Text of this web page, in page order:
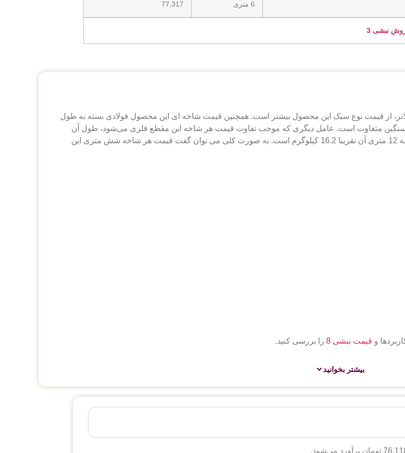
6 متری 77,317
نبشی 3
تر و کیفیت بالاتر، از قیمت نوع سبک این محصول بیشتر است. همچنین قیمت شاخه‌ ای این محصول فولادی بسته به طول
و نوع آن شامل سبک و سنگین متفاوت است. عامل دیگری که موجب تفاوت قیمت هر شاخه این مقطع فلزی می‌شود، طول آن
است. وزن شاخه‌ 6 متری این محصول حدودا 8.1 کیلوگرم و وزن شاخه‌ 12 متری آن تقریبا 16.2 کیلوگرم است. به صورت کلی می توان گفت قیمت هر شاخه شش متری این
و قیمت نبشی 8 را بررسی کنید.
بیشتر بخوانید